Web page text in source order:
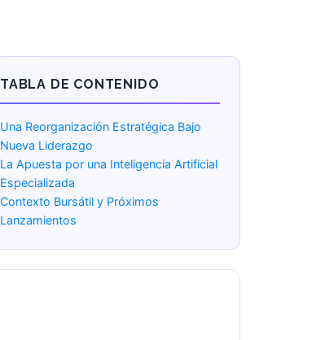
TABLA DE CONTENIDO
Una Reorganización Estratégica
Bajo Nueva Liderazgo
La Apuesta por una Inteligencia
Artificial Especializada
Contexto Bursátil y Próximos